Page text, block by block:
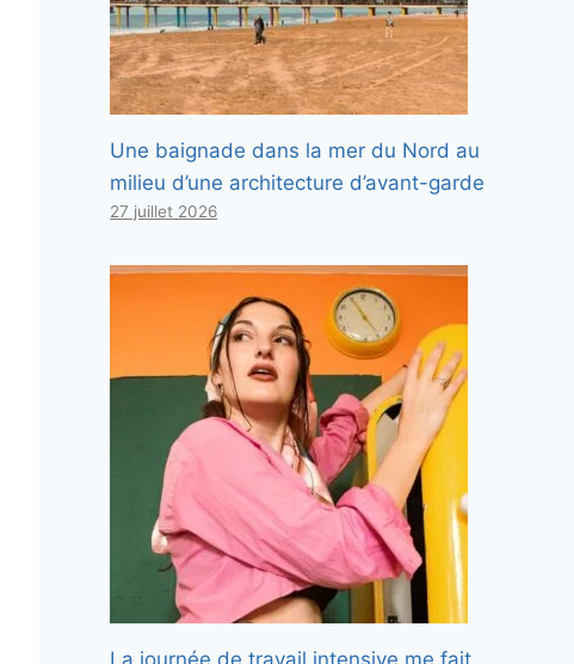
Une baignade dans la mer du Nord au
milieu d’une architecture d’avant-garde
27 juillet 2026
La journée de travail intensive me fait